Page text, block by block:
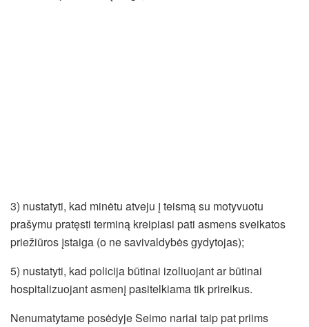
3) nustatyti, kad minėtu atveju į teismą su motyvuotu
prašymu pratęsti terminą kreipiasi pati asmens sveikatos
priežiūros įstaiga (o ne savivaldybės gydytojas);
5) nustatyti, kad policija būtinai izoliuojant ar būtinai
hospitalizuojant asmenį pasitelkiama tik prireikus.
Nenumatytame posėdyje Seimo nariai taip pat priims